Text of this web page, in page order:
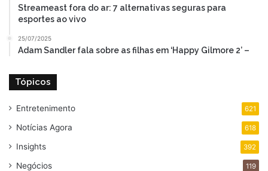
Streameast fora do ar: 7 alternativas seguras para
esportes ao vivo
25/07/2025
Adam Sandler fala sobre as filhas em ‘Happy Gilmore 2’ –
Tópicos
Entretenimento 621
Notícias Agora 618
Insights 392
Negócios 119